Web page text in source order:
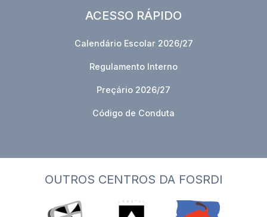
ACESSO RÁPIDO
Calendário Escolar 2026/27
Regulamento Interno
Preçário 2026/27
Código de Conduta
OUTROS CENTROS DA FOSRDI